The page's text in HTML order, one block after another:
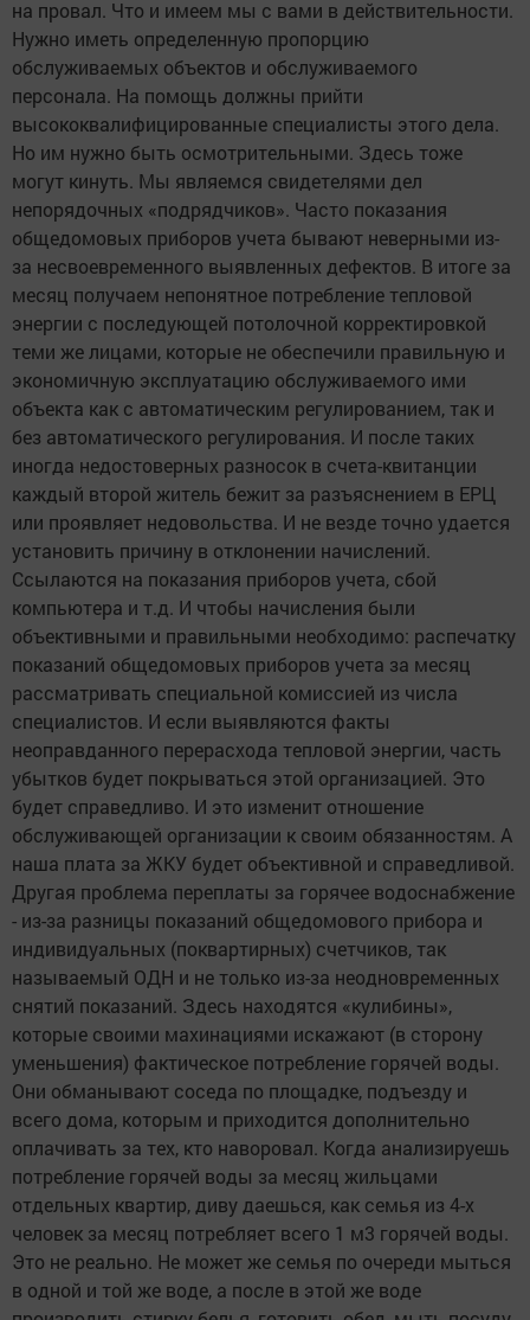
на провал. Что и имеем мы с вами в действительности.
Нужно иметь определенную пропорцию
обслуживаемых объектов и обслуживаемого
персонала. На помощь должны прийти
высококвалифицированные специалисты этого дела.
Но им нужно быть осмотрительными. Здесь тоже
могут кинуть. Мы являемся свидетелями дел
непорядочных «подрядчиков». Часто показания
общедомовых приборов учета бывают неверными из-
за несвоевременного выявленных дефектов. В итоге за
месяц получаем непонятное потребление тепловой
энергии с последующей потолочной корректировкой
теми же лицами, которые не обеспечили правильную и
экономичную эксплуатацию обслуживаемого ими
объекта как с автоматическим регулированием, так и
без автоматического регулирования. И после таких
иногда недостоверных разносок в счета-квитанции
каждый второй житель бежит за разъяснением в ЕРЦ
или проявляет недовольства. И не везде точно удается
установить причину в отклонении начислений.
Ссылаются на показания приборов учета, сбой
компьютера и т.д. И чтобы начисления были
объективными и правильными необходимо: распечатку
показаний общедомовых приборов учета за месяц
рассматривать специальной комиссией из числа
специалистов. И если выявляются факты
неоправданного перерасхода тепловой энергии, часть
убытков будет покрываться этой организацией. Это
будет справедливо. И это изменит отношение
обслуживающей организации к своим обязанностям. А
наша плата за ЖКУ будет объективной и справедливой.
Другая проблема переплаты за горячее водоснабжение
- из-за разницы показаний общедомового прибора и
индивидуальных (поквартирных) счетчиков, так
называемый ОДН и не только из-за неодновременных
снятий показаний. Здесь находятся «кулибины»,
которые своими махинациями искажают (в сторону
уменьшения) фактическое потребление горячей воды.
Они обманывают соседа по площадке, подъезду и
всего дома, которым и приходится дополнительно
оплачивать за тех, кто наворовал. Когда анализируешь
потребление горячей воды за месяц жильцами
отдельных квартир, диву даешься, как семья из 4-х
человек за месяц потребляет всего 1 м3 горячей воды.
Это не реально. Не может же семья по очереди мыться
в одной и той же воде, а после в этой же воде